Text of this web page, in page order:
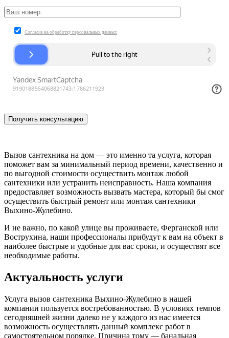
Согласие на обработку персональных данных
Вызов сантехника на дом — это именно та услуга, которая
поможет вам за минимальный период времени, качественно и
по выгодной стоимости осуществить монтаж любой
сантехники или устранить неисправность. Наша компания
предоставляет возможность вызвать мастера, который бы смог
осуществить быстрый ремонт или монтаж сантехники
Выхино-Жулебино.
И не важно, по какой улице вы проживаете, Ферганской или
Вострухина, наши профессионалы прибудут к вам на объект в
наиболее быстрые и удобные для вас сроки, и осуществят все
необходимые работы.
Актуальность услуги
Услуга вызов сантехника Выхино-Жулебино в нашей
компании пользуется востребованностью. В условиях темпов
сегодняшней жизни далеко не у каждого из нас имеется
возможность осуществлять данный комплекс работ в
самостоятельном порядке. Причина тому — банальная